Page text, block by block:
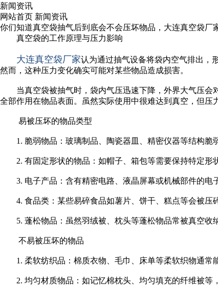
新闻资讯
网站首页 新闻资讯
你们知道真空袋抽气后到底会不会压坏物品，大连真空袋厂
真空袋的工作原理与压力影响
大连真空袋厂家认为通过抽气设备将袋内空气排出，
然而，这种压力变化确实可能对某些物品造成损害。
当真空袋被抽气时，袋内气压迅速下降，外界大气压
全部作用在物品表面。虽然实际使用中很难达到真空，但压
易被压坏的物品类型
1. 脆弱物品：玻璃制品、陶瓷器皿、精密仪器等结构
2. 有固定形状的物品：如帽子、箱包等需要保持特定
3. 电子产品：含有精密电路、液晶屏幕或机械部件的
4. 食品类：某些易碎食品如薯片、饼干、糕点等会被
5. 蓬松物品：虽然羽绒被、枕头等蓬松物品常被真空
不易被压坏的物品
1. 柔软纺织品：棉质衣物、毛巾、床单等柔软织物通
2. 均匀材质物品：如记忆棉枕头、均匀填充的纤维被等